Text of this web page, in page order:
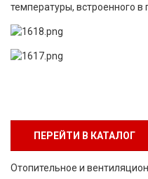
температуры, встроенного в
ПЕРЕЙТИ В КАТАЛОГ
Отопительное и